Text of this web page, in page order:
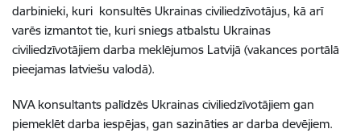
darbinieki, kuri konsultēs Ukrainas civiliedzīvotājus, kā arī
varēs izmantot tie, kuri sniegs atbalstu Ukrainas
civiliedzīvotājiem darba meklējumos Latvijā (vakances portālā
pieejamas latviešu valodā).
NVA konsultants palīdzēs Ukrainas civiliedzīvotājiem gan
piemeklēt darba iespējas, gan sazināties ar darba devējiem.